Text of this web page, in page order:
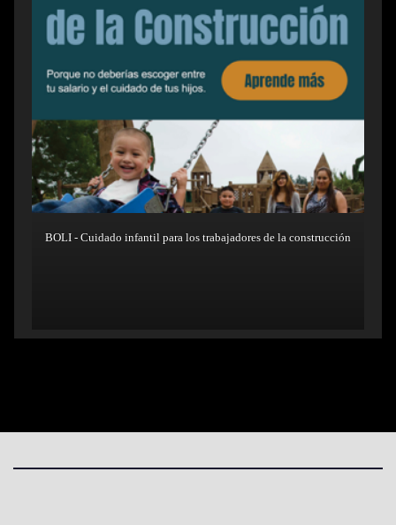
BOLI - Cuidado infantil para los trabajadores de la construcción